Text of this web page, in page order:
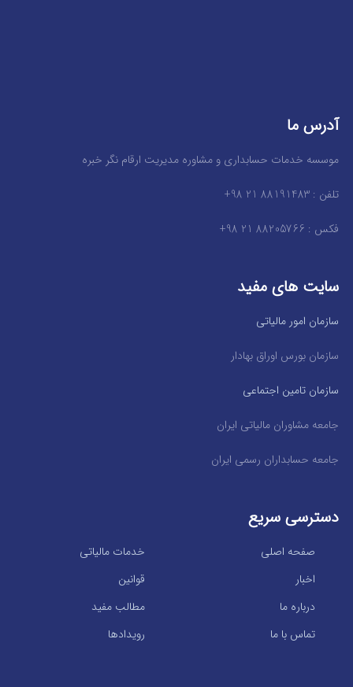
آدرس ما
موسسه خدمات حسابداری و مشاوره مدیریت ارقام نگر خبره
تلفن : 88191483 21 98+
فکس : 88205766 21 98+
سایت های مفید
سازمان امور مالیاتی
سازمان بورس اوراق بهادار
سازمان تامین اجتماعی
جامعه مشاوران مالیاتی ایران
جامعه حسابداران رسمی ایران
دسترسی سریع
خدمات مالیاتی
صفحه اصلی
قوانین
اخبار
مطالب مفید
درباره ما
رویدادها
تماس با ما